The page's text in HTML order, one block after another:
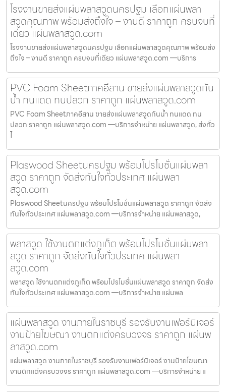
โรงงานขายส่งแผ่นพลาสวูดนครปฐม เลือกแผ่นพลา
สวูดคุณภาพ พร้อมส่งถึงใจ – งานดี ราคาถูก ครบจบที่
เดียว แผ่นพลาสวูด.com
โรงงานขายส่งแผ่นพลาสวูดนครปฐม เลือกแผ่นพลาสวูดคุณภาพ พร้อมส่ง
ถึงใจ – งานดี ราคาถูก ครบจบที่เดียว แผ่นพลาสวูด.com —บริการ
PVC Foam Sheetภาคอีสาน ขายส่งแผ่นพลาสวูดกัน
น้ำ ทนแดด ทนปลวก ราคาถูก แผ่นพลาสวูด.com
PVC Foam Sheetภาคอีสาน ขายส่งแผ่นพลาสวูดกันน้ำ ทนแดด ทน
ปลวก ราคาถูก แผ่นพลาสวูด.com —บริการจำหน่าย แผ่นพลาสวูด, ส่งทั่ว
ไ
Plaswood Sheetนครปฐม พร้อมโปรโมชั่นแผ่นพลา
สวูด ราคาถูก จัดส่งทันใจทั่วประเทศ แผ่นพลา
สวูด.com
Plaswood Sheetนครปฐม พร้อมโปรโมชั่นแผ่นพลาสวูด ราคาถูก จัดส่ง
ทันใจทั่วประเทศ แผ่นพลาสวูด.com —บริการจำหน่าย แผ่นพลาสวูด,
พลาสวูด ใช้งานตกแต่งภูเก็ต พร้อมโปรโมชั่นแผ่นพลา
สวูด ราคาถูก จัดส่งทันใจทั่วประเทศ แผ่นพลา
สวูด.com
พลาสวูด ใช้งานตกแต่งภูเก็ต พร้อมโปรโมชั่นแผ่นพลาสวูด ราคาถูก จัดส่ง
ทันใจทั่วประเทศ แผ่นพลาสวูด.com —บริการจำหน่าย แผ่นพล
แผ่นพลาสวูด งานภายในราชบุรี รองรับงานเฟอร์นิเจอร์
งานป้ายโฆษณา งานตกแต่งครบวงจร ราคาถูก แผ่นพ
ลาสวูด.com
แผ่นพลาสวูด งานภายในราชบุรี รองรับงานเฟอร์นิเจอร์ งานป้ายโฆษณา
งานตกแต่งครบวงจร ราคาถูก แผ่นพลาสวูด.com —บริการจำหน่าย แ